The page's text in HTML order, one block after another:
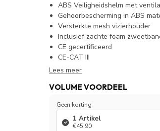
ABS Veiligheidshelm met
Gehoorbescherming in ABS
Versterkte mesh vizierhouder
Inclusief zachte foam
CE gecertificeerd
CE-CAT III
Lees meer
VOLUME VOORDEEL
Geen korting
1 Artikel
€45,90